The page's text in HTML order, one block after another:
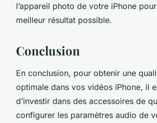
l’appareil photo de votre iPhone
meilleur résultat possible.
Conclusion
En conclusion, pour obtenir une
optimale dans vos vidéos iPhone, il
d’investir dans des accessoires de
configurer les paramètres audio de